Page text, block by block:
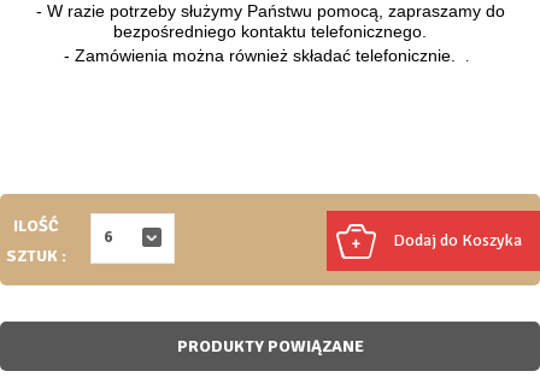
- W razie potrzeby służymy Państwu pomocą, zapraszamy do
bezpośredniego kontaktu telefonicznego.
- Zamówienia można również składać telefonicznie.
.
Dodaj do Koszyka
ILOŚĆ
SZTUK :
6
PRODUKTY POWIĄZANE